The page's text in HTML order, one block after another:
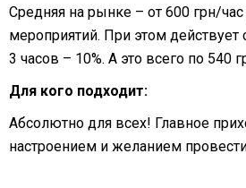
Средняя на рынке – от 600 грн/
мероприятий. При этом действует
3 часов – 10%. А это всего по 540
Для кого подходит:
Абсолютно для всех! Главное
настроением и желанием